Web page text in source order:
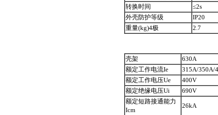
转换时间
≤2s
外壳防护等级
IP20
重量(kg)4极
2.7
壳架
630A
额定工作电流Ie
315A/350A/
额定工作电压Ue
400V
额定绝缘电压Ui
690V
额定短路接通能力
Icm
26kA